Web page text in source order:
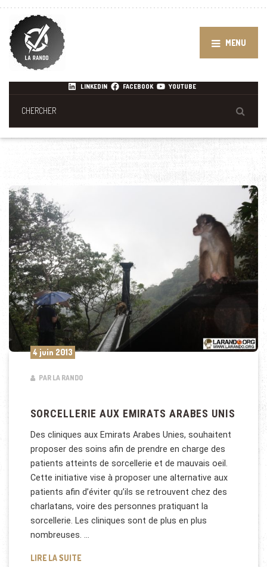
MENU
LINKEDIN FACEBOOK YOUTUBE
4 juin 2013
PAR LA RANDO
SORCELLERIE AUX EMIRATS ARABES UNIS
Des cliniques aux Emirats Arabes Unies, souhaitent
proposer des soins afin de prendre en charge des
patients atteints de sorcellerie et de mauvais oeil.
Cette initiative vise à proposer une alternative aux
patients afin d’éviter qu’ils se retrouvent chez des
charlatans, voire des personnes pratiquant la
sorcellerie. Les cliniques sont de plus en plus
nombreuses. …
LIRE LA SUITESORCELLERIE AUX EMIRATS ARABES UNIS